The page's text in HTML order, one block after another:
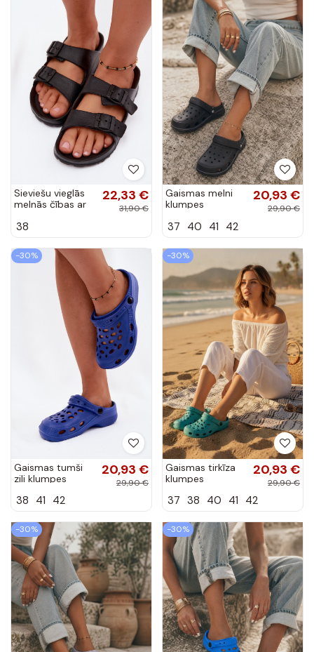
Sieviešu vieglās
melnās čības ar
22,33 €
31,90 €
38
Gaismas melni
klumpes
20,93 €
29,90 €
37 40 41 42
-30%
Gaismas tumši
zili klumpes
20,93 €
29,90 €
38 41 42
-30%
Gaismas tirkīza
klumpes
20,93 €
29,90 €
37 38 40 41 42
-30% -30%